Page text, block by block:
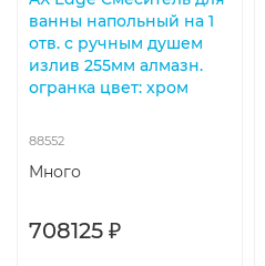
ванны напольный на 1
отв. с ручным душем
излив 255мм алмазн.
огранка цвет: хром
88552
Много
708125 ₽